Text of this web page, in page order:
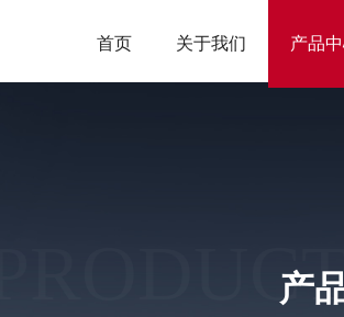
首页 关于我们 产品
产